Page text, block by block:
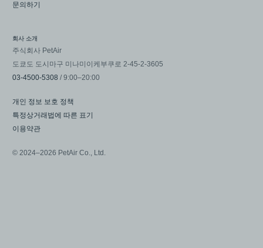
문의하기
회사 소개
주식회사 PetAir
도쿄도 도시마구 미나미이케부쿠로 2-45-2-3605
03-4500-5308 / 9:00–20:00
개인 정보 보호 정책
특정상거래법에 따른 표기
이용약관
© 2024–2026 PetAir Co., Ltd.